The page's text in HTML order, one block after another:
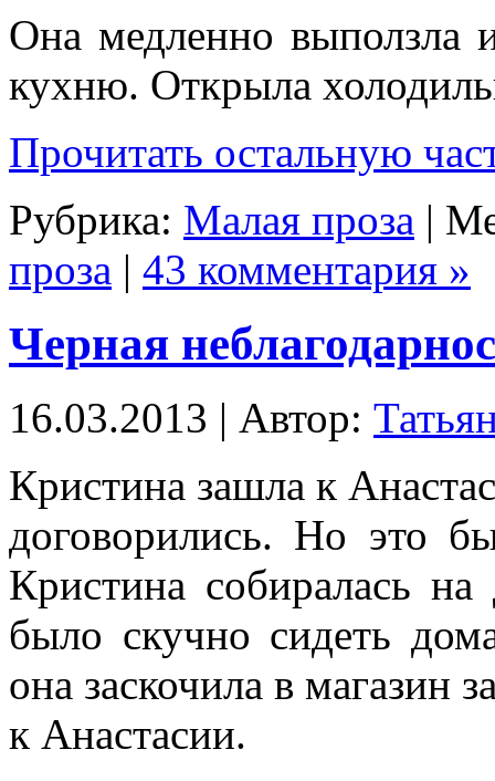
Она медленно выползла
кухню. Открыла
Прочитать остальную
Рубрика: Малая проза |
проза | 43 комментария »
Черная
16.03.2013 | Автор:
Кристина зашла к
договорились. Но это
Кристина собиралась
было скучно сидеть
она заскочила в магазин
к Анастасии.